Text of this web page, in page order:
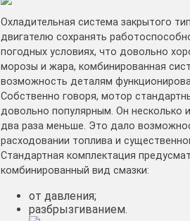
Охладительная система закрытого
двигателю сохранять
погодных условиях, что довольно
морозы и жара, комбинированная
возможность деталям
Собственно говоря, мотор
довольно популярным. Он несколько
два раза меньше. Это дало
расходовании топлива и
Стандартная комплектация
комбинированный вид смазки:
от давления;
разбрызгиванием.